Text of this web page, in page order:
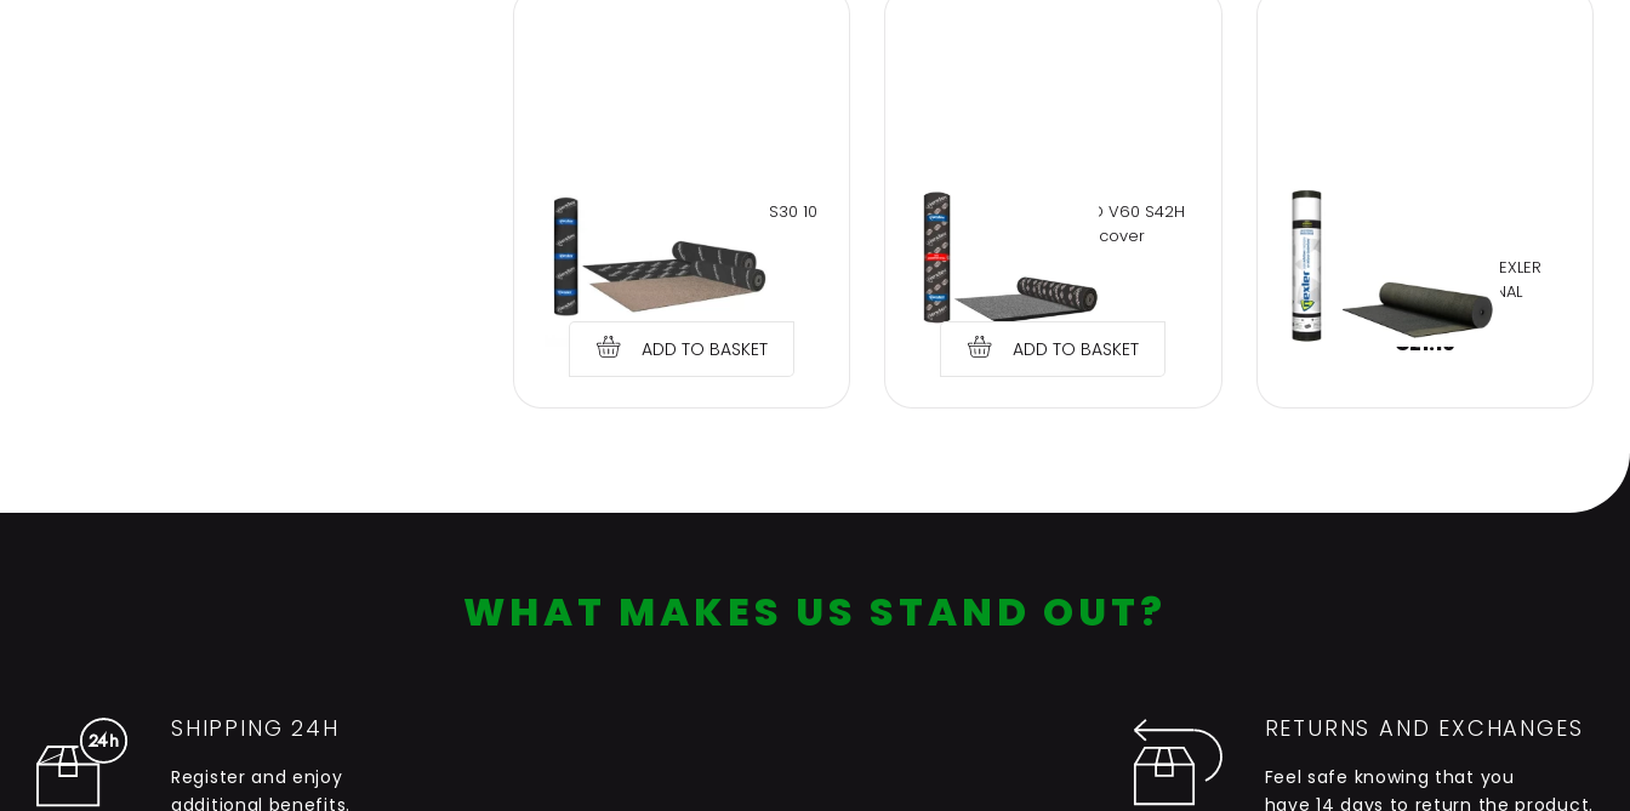
NEXLER STANDARD PAPE V60 S30 10
m2 underlay
€25.84
ADD TO BASKET
PAPA NEXLER STANDARD V60 S42H
roll of 7.5 m2 top cover
€24.06
ADD TO BASKET
ASPHALT ROOFING FELT NEXLER
W/400 15M2 TRADITIONAL
€21.10
WHAT MAKES US STAND OUT?
SHIPPING 24H
Register and enjoy
additional benefits.
RETURNS AND EXCHANGES
Feel safe knowing that you
have 14 days to return the product.